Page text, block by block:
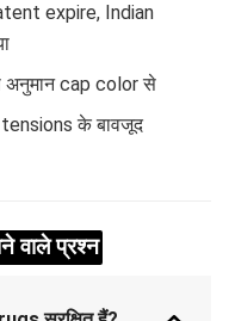
expire, Indian
अनुमान cap color से
के बावजूद
वाले प्रश्न